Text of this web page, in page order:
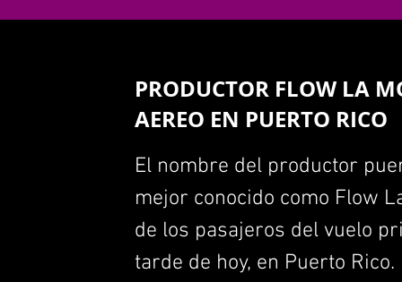
PRODUCTOR FLOW LA
AEREO EN PUERTO RICO
El nombre del productor
mejor conocido como Flow
de los pasajeros del vuelo
tarde de hoy, en Puerto